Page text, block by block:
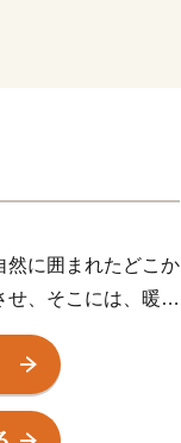
然に囲まれたどこか
、そこには、暖か
。
国のハマチ養殖発
生産は、全国シェ
れる手袋は、各